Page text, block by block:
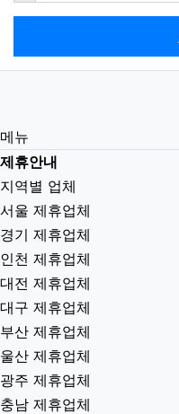
메뉴
제휴안내
지역별 업체
서울 제휴업체
경기 제휴업체
인천 제휴업체
대전 제휴업체
대구 제휴업체
부산 제휴업체
울산 제휴업체
광주 제휴업체
충남 제휴업체